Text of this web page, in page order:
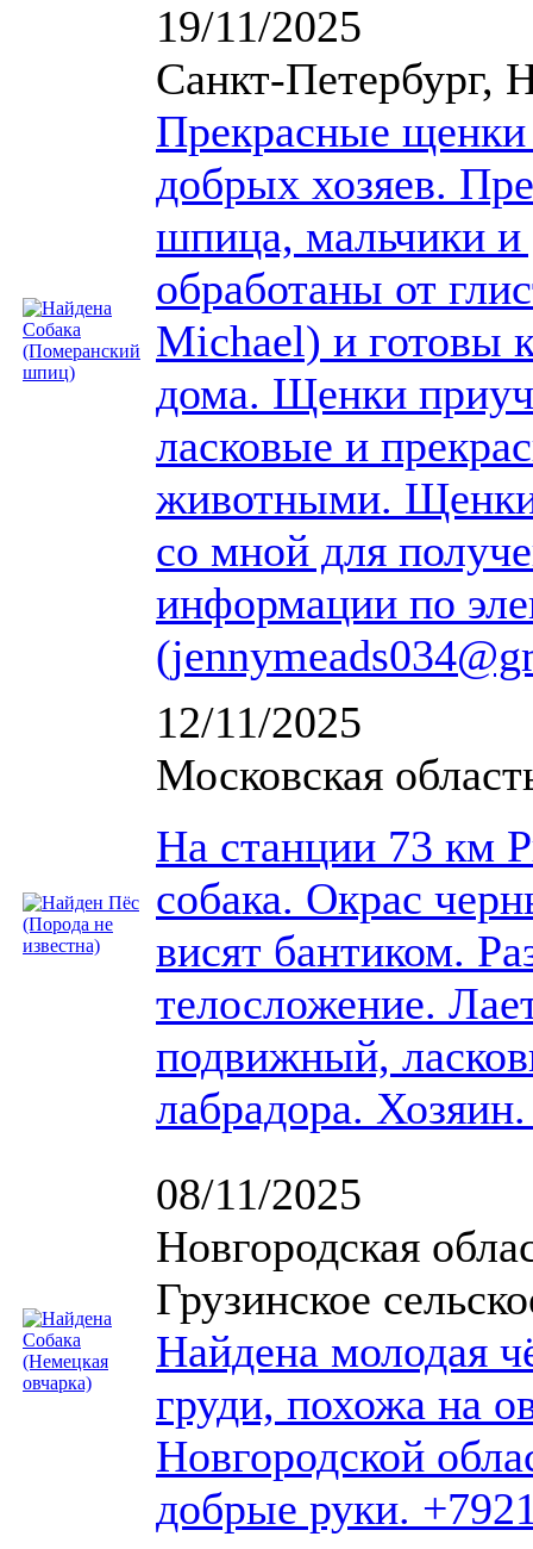
19/11/2025
Санкт-Петербург,
Прекрасные
добрых хозяев.
шпица, мальчики
обработаны от
Michael) и готовы
дома. Щенки
ласковые и
животными. Щенки
со мной для
информации по
12/11/2025
Московская
На станции 73 км
собака. Окрас
висят бантиком.
телосложение.
подвижный,
лабрадора.
08/11/2025
Новгородская
Грузинское
Найдена молодая
груди, похожа на
Новгородской
добрые руки.